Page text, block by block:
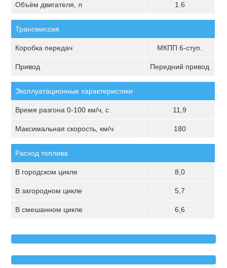
Объём двигателя, л 1.6
Трансмиссия
Коробка передач МКПП 6-ступ.
Привод Передний привод
Эксплуатационные характеристики
Время разгона 0-100 км/ч, с 11,9
Максимальная скорость, км/ч 180
Расход топлива
В городском цикле 8,0
В загородном цикле 5,7
В смешанном цикле 6,6